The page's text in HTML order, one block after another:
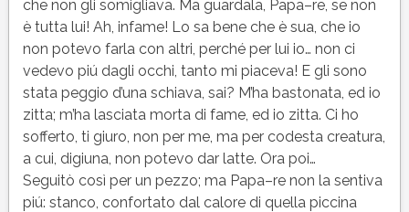
che non gli somigliava. Ma guardala, Papa–re, se non
è tutta lui! Ah, infame! Lo sa bene che è sua, che io
non potevo farla con altri, perché per lui io… non ci
vedevo piú dagli occhi, tanto mi piaceva! E gli sono
stata peggio d’una schiava, sai? M’ha bastonata, ed io
zitta; m’ha lasciata morta di fame, ed io zitta. Ci ho
sofferto, ti giuro, non per me, ma per codesta creatura,
a cui, digiuna, non potevo dar latte. Ora poi…
Seguitò così per un pezzo; ma Papa–re non la sentiva
piú: stanco, confortato dal calore di quella piccina